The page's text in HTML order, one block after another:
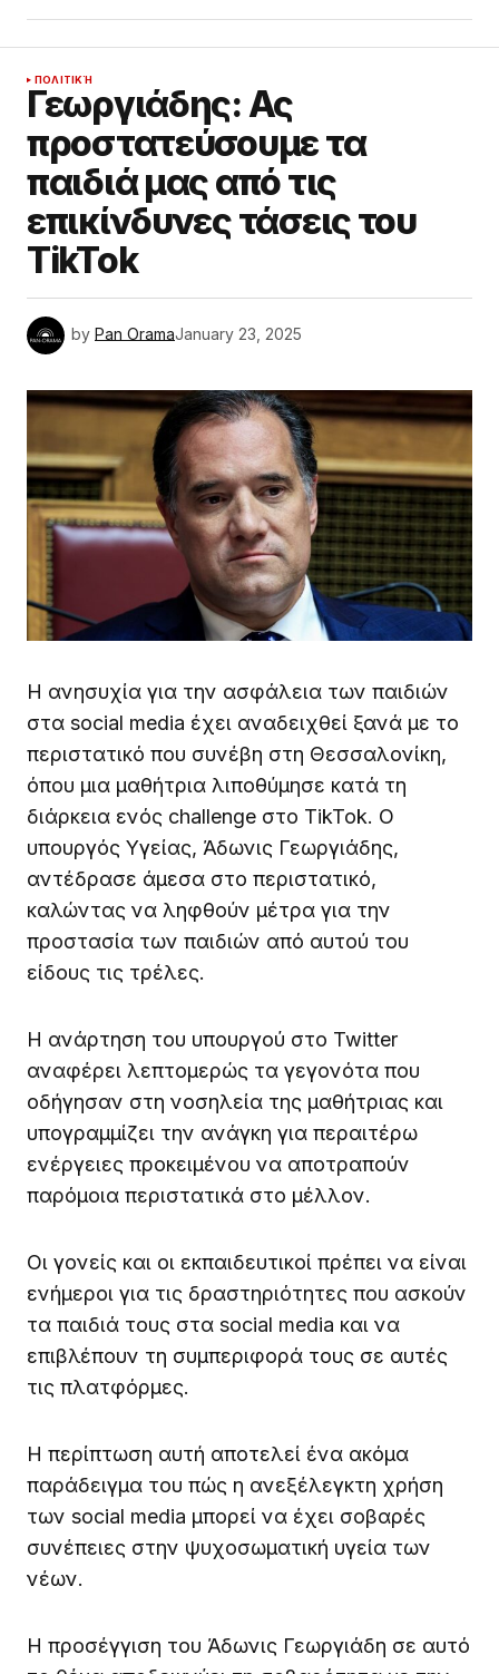
ΠΟΛΙΤΙΚΉ
Γεωργιάδης: Ας
προστατεύσουμε τα
παιδιά μας από τις
επικίνδυνες τάσεις του
TikTok
by Pan OramaJanuary 23, 2025
Η ανησυχία για την ασφάλεια των παιδιών
στα social media έχει αναδειχθεί ξανά με το
περιστατικό που συνέβη στη Θεσσαλονίκη,
όπου μια μαθήτρια λιποθύμησε κατά τη
διάρκεια ενός challenge στο TikTok. Ο
υπουργός Υγείας, Άδωνις Γεωργιάδης,
αντέδρασε άμεσα στο περιστατικό,
καλώντας να ληφθούν μέτρα για την
προστασία των παιδιών από αυτού του
είδους τις τρέλες.
Η ανάρτηση του υπουργού στο Twitter
αναφέρει λεπτομερώς τα γεγονότα που
οδήγησαν στη νοσηλεία της μαθήτριας και
υπογραμμίζει την ανάγκη για περαιτέρω
ενέργειες προκειμένου να αποτραπούν
παρόμοια περιστατικά στο μέλλον.
Οι γονείς και οι εκπαιδευτικοί πρέπει να είναι
ενήμεροι για τις δραστηριότητες που ασκούν
τα παιδιά τους στα social media και να
επιβλέπουν τη συμπεριφορά τους σε αυτές
τις πλατφόρμες.
Η περίπτωση αυτή αποτελεί ένα ακόμα
παράδειγμα του πώς η ανεξέλεγκτη χρήση
των social media μπορεί να έχει σοβαρές
συνέπειες στην ψυχοσωματική υγεία των
νέων.
Η προσέγγιση του Άδωνις Γεωργιάδη σε αυτό